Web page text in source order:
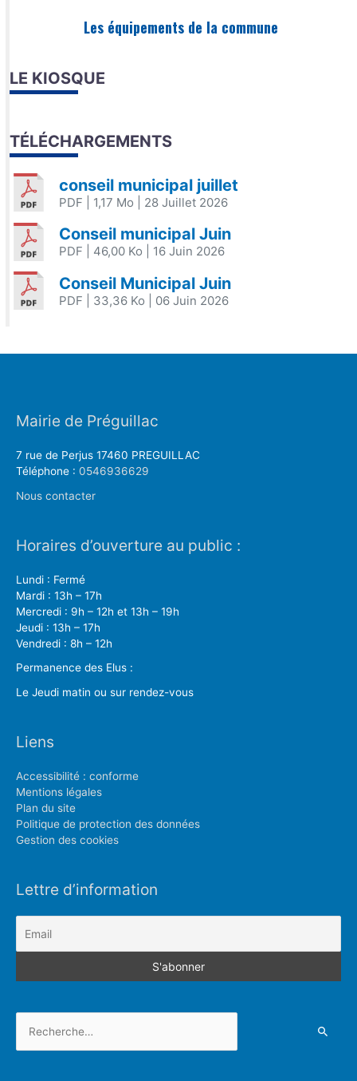
Les équipements de la commune
LE KIOSQUE
TÉLÉCHARGEMENTS
conseil municipal juillet
PDF | 1,17 Mo | 28 Juillet 2026
Conseil municipal Juin
PDF | 46,00 Ko | 16 Juin 2026
Conseil Municipal Juin
PDF | 33,36 Ko | 06 Juin 2026
Mairie de Préguillac
7 rue de Perjus 17460 PREGUILLAC
Téléphone : 0546936629
Nous contacter
Horaires d’ouverture au public :
Lundi : Fermé
Mardi : 13h – 17h
Mercredi : 9h – 12h et 13h – 19h
Jeudi : 13h – 17h
Vendredi : 8h – 12h
Permanence des Elus :
Le Jeudi matin ou sur rendez-vous
Liens
Accessibilité : conforme
Mentions légales
Plan du site
Politique de protection des données
Gestion des cookies
Lettre d’information